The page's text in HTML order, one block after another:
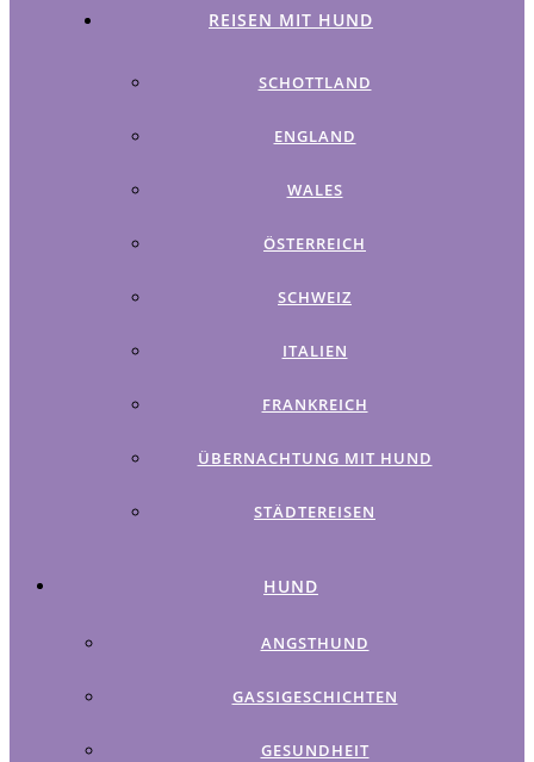
REISEN MIT HUND
SCHOTTLAND
ENGLAND
WALES
ÖSTERREICH
SCHWEIZ
ITALIEN
FRANKREICH
ÜBERNACHTUNG MIT HUND
STÄDTEREISEN
HUND
ANGSTHUND
GASSIGESCHICHTEN
GESUNDHEIT